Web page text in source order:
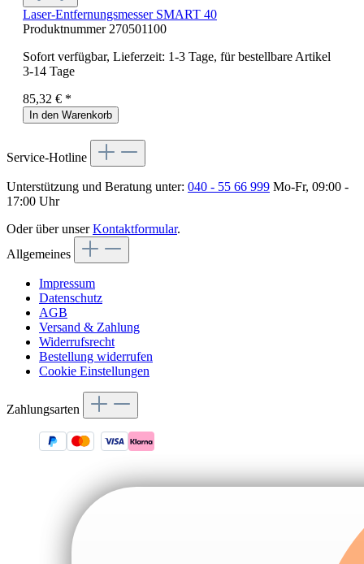
Laser-Entfernungsmesser SMART 40
Produktnummer 270501100
Sofort verfügbar, Lieferzeit: 1-3 Tage, für bestellbare Artikel
3-14 Tage
85,32 € *
In den Warenkorb
Service-Hotline
Unterstützung und Beratung unter: 040 - 55 66 999 Mo-Fr, 09:00 -
17:00 Uhr
Oder über unserKontaktformular.
Allgemeines
Impressum
Datenschutz
AGB
Versand & Zahlung
Widerrufsrecht
Bestellung widerrufen
Cookie Einstellungen
Zahlungsarten